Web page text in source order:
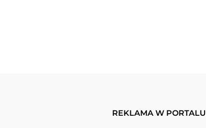
REKLAMA W PORTALU